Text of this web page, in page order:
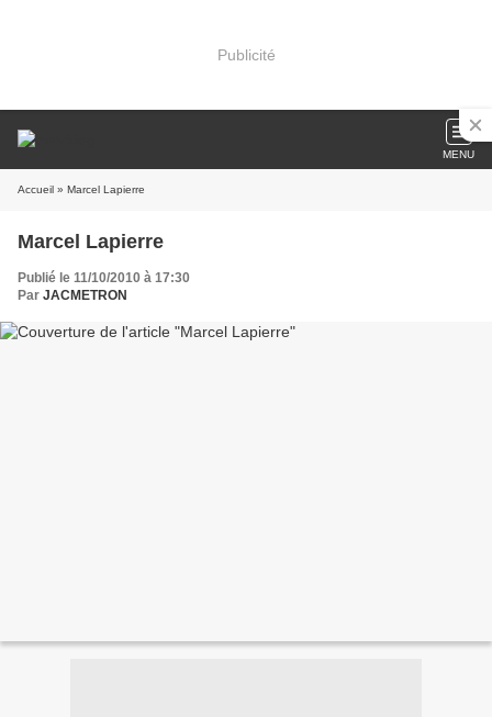
Publicité
MENU
Accueil » Marcel Lapierre
Marcel Lapierre
Publié le 11/10/2010 à 17:30
Par JACMETRON